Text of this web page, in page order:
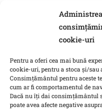
cookie-uri
Pentru a oferi cea mai bună
cookie-uri, pentru a stoca și/
Consimțământul pentru aceste
cum ar fi comportamentul de
Dacă nu îți dai consimțământul
poate avea afecte negative
Foaia matricolă/
(199 RON), taxa se
(IBAN
„Facultatea de Științe
postuniversitare și